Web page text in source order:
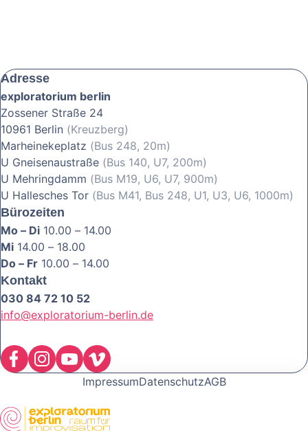
Adresse
exploratorium berlin
Zossener Straße 24
10961 Berlin (Kreuzberg)
Marheinekeplatz (Bus 248, 20m)
U Gneisenaustraße (Bus 140, U7, 200m)
U Mehringdamm (Bus M19, U6, U7, 900m)
U Hallesches Tor (Bus M41, Bus 248, U1, U3, U6, 1000m)
Bürozeiten
Mo – Di 10.00 – 14.00
Mi 14.00 – 18.00
Do – Fr 10.00 – 14.00
Kontakt
030 84 72 10 52
info@exploratorium-berlin.de
ImpressumDatenschutzAGB